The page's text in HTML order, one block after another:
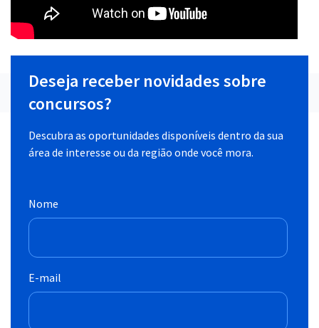
Deseja receber novidades sobre
concursos?
Descubra as oportunidades disponíveis dentro da sua
área de interesse ou da região onde você mora.
Nome
E-mail